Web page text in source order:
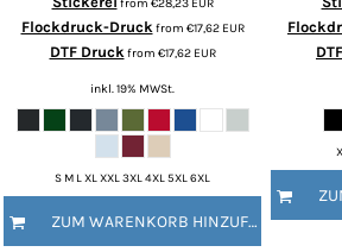
Flockdruck-Druckfrom €17,62 EUR
DTF Druckfrom €17,62 EUR
inkl. 19% MWSt.
S M L XL XXL 3XL 4XL 5XL 6XL
ZUM WARENKORB HINZUFÜGEN